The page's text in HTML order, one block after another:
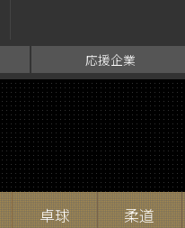
応援企業
卓球 柔道